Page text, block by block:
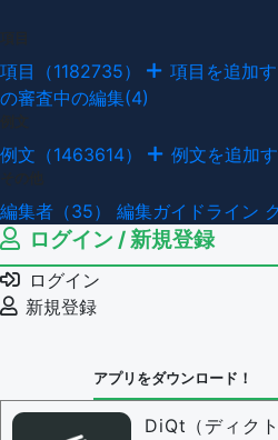
項目（1182735） 項目を追加
の審査中の編集(4)
例文（1463614） 例文を追加
編集者（35） 編集ガイドライン
ログイン / 新規登録
ログイン
新規登録
アプリをダウンロード！
DiQt（ディクト